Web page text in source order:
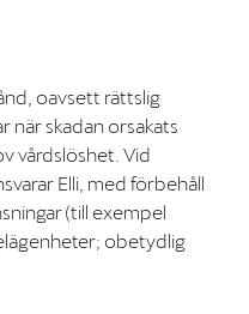
oavsett rättslig
när skadan orsakats
vårdslöshet. Vid
Elli, med förbehåll
(till exempel
obetydlig